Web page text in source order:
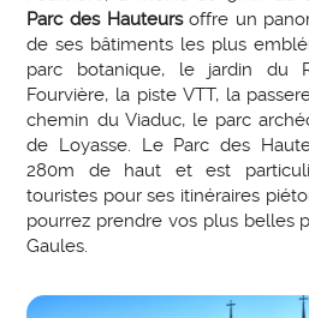
Parc des Hauteursoffre un
de ses bâtiments les plus
parc botanique, le jardin du
Fourvière, la piste VTT, la
chemin du Viaduc, le parc
de Loyasse. Le Parc des
280m de haut et est
touristes pour ses itinéraires
pourrez prendre vos plus belles
Gaules.